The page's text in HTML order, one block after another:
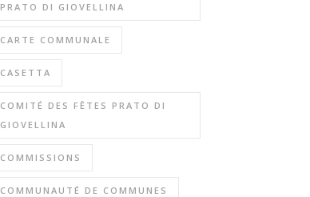
PRATO DI GIOVELLINA
CARTE COMMUNALE
CASETTA
COMITÉ DES FÊTES PRATO DI
GIOVELLINA
COMMISSIONS
COMMUNAUTÉ DE COMMUNES